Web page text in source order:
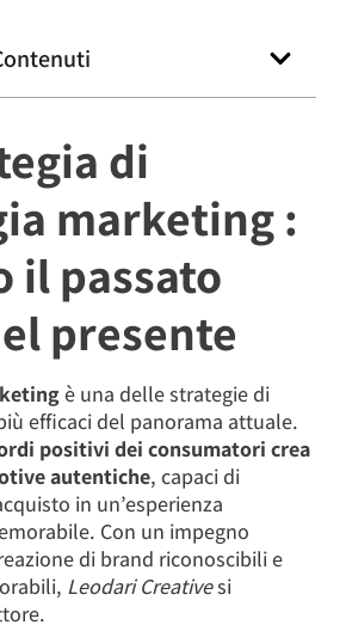
di
marketing :
il passato
presente
è una delle strategie di
efficaci del panorama attuale.
positivi dei consumatori crea
autentiche, capaci di
in un’esperienza
Con un impegno
di brand riconoscibili e
Leodari Creativesi